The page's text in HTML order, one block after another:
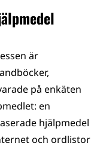
är
på enkäten
en
hjälpmedel
och ordlistor